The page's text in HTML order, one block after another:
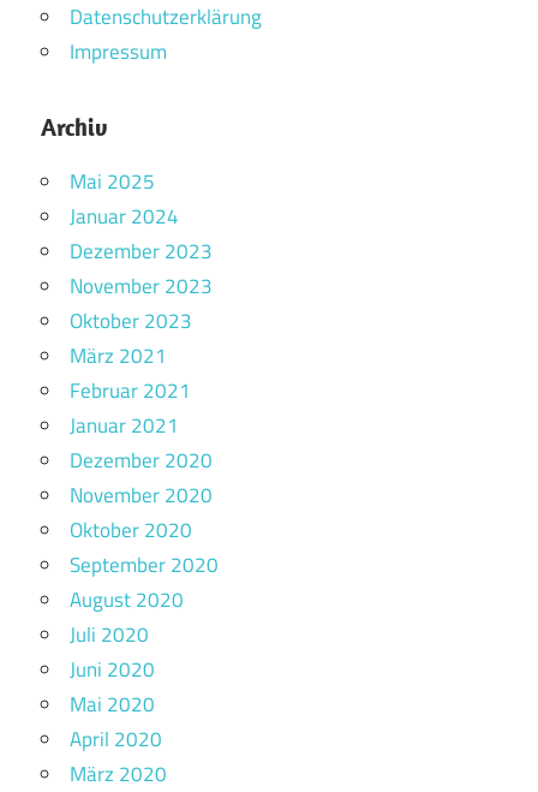
Datenschutzerklärung
Impressum
Archiv
Mai 2025
Januar 2024
Dezember 2023
November 2023
Oktober 2023
März 2021
Februar 2021
Januar 2021
Dezember 2020
November 2020
Oktober 2020
September 2020
August 2020
Juli 2020
Juni 2020
Mai 2020
April 2020
März 2020